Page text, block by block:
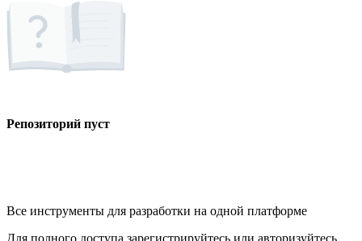
Репозиторий пуст
Все инструменты для разработки на одной платформе
Для полного доступа зарегистрируйтесь или авторизуйтесь